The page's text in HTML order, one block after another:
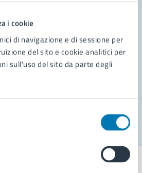
i cookie
di navigazione e di sessione per
del sito e cookie analitici per
sull'uso del sito da parte degli